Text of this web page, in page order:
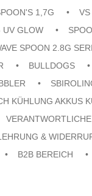
1,7G
UV GLOW
SPOON 2.8G
BULLDOGS
KÜHLUNG AKKUS
&
B2B BEREICH